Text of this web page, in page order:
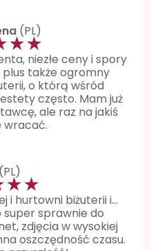
(PL)
niezłe ceny i spory
także ogromny
o którą wśród
często. Mam już
ale raz na jakiś
wracać.
(PL)
i hurtowni biżuterii i…
super sprawnie do
zdjęcia w wysokiej
oszczędność czasu.